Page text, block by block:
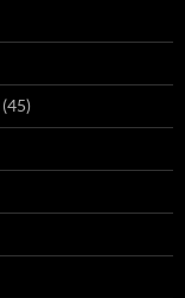
(45)